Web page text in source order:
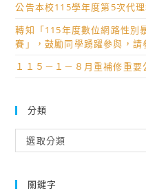
公告本校115學年度第5次代
轉知「115年度數位網路性別
賽」，鼓勵同學踴躍參與，請
１１５－１－８月重補修重要
分類
類
選取分類
關鍵字